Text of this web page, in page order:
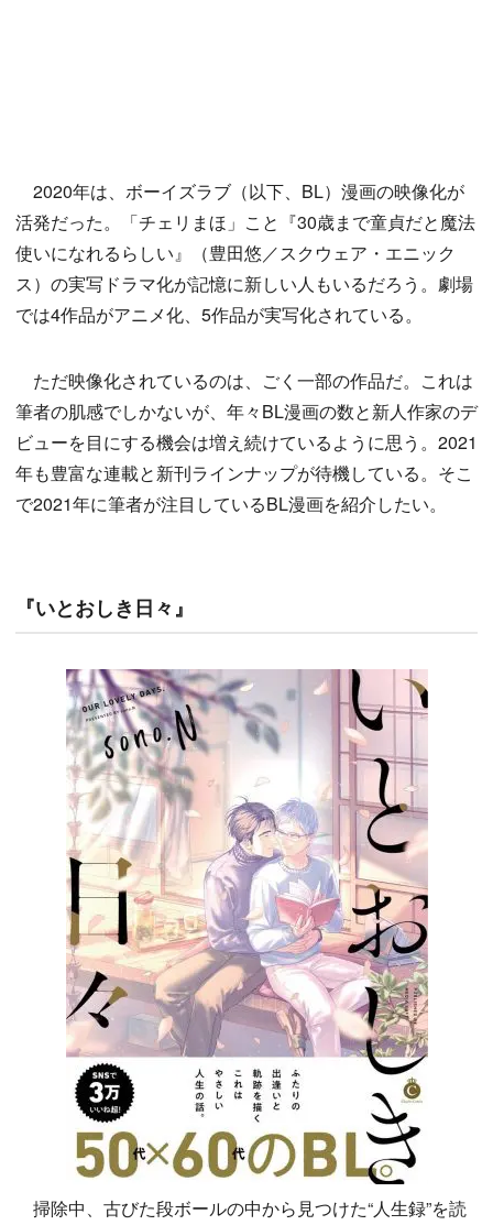
2020年は、ボーイズラブ（以下、BL）漫画の映像化が
活発だった。「チェリまほ」こと『30歳まで童貞だと魔法
使いになれるらしい』（豊田悠／スクウェア・エニック
ス）の実写ドラマ化が記憶に新しい人もいるだろう。劇場
では4作品がアニメ化、5作品が実写化されている。
ただ映像化されているのは、ごく一部の作品だ。これは
筆者の肌感でしかないが、年々BL漫画の数と新人作家のデ
ビューを目にする機会は増え続けているように思う。2021
年も豊富な連載と新刊ラインナップが待機している。そこ
で2021年に筆者が注目しているBL漫画を紹介したい。
『いとおしき日々』
掃除中、古びた段ボールの中から見つけた“人生録”を読